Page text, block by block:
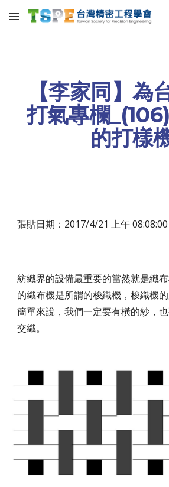
Skip to main content
【李家同】為
打氣專欄
的打樣
張貼日期：2017/4/21 上午 08:08:00
紡織界的設備最重要的當然就是織
的織布機是所謂的梭織機，梭織機
簡單來說，我們一定要有橫的紗，
交織。